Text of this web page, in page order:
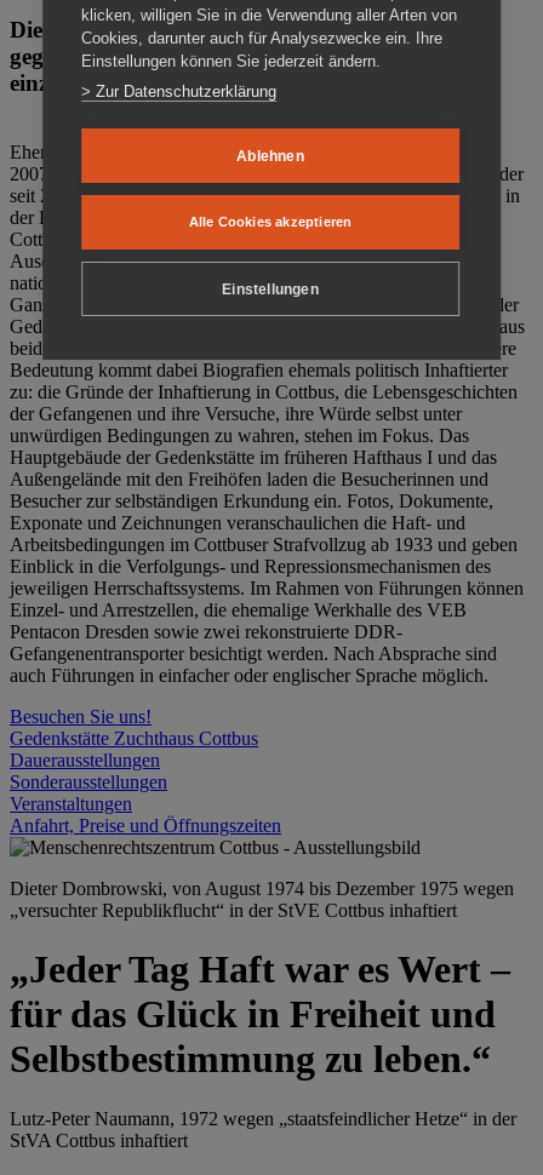
Die Gedenkstätte Zuchthaus Cottbus ist ein Ort
gegen das Vergessen. Anschaulich, nah und
einzigartig.
Ehemalige politische Häftlinge der DDR gründeten im Oktober
2007 den Verein Menschenrechtszentrum Cottbus e. V. (MRZ), der
seit 2011 Eigentümer des ehemaligen Gefängnisses (1860-2002) in
der Bautzener Straße und Träger der Gedenkstätte Zuchthaus
Cottbus ist. Im Zentrum der Arbeit der Gedenkstätte steht die
Auseinandersetzung mit politischem Unrecht während der
nationalsozialistischen Terrorherrschaft und der SED-Diktatur.
Ganzjährig zeigen mehrere Dauer- und Sonderausstellungen in der
Gedenkstätte Zuchthaus Cottbus Beispiele politischen Unrechts aus
beiden deutschen Diktaturen des 20. Jahrhunderts. Eine besondere
Bedeutung kommt dabei Biografien ehemals politisch Inhaftierter
zu: die Gründe der Inhaftierung in Cottbus, die Lebensgeschichten
der Gefangenen und ihre Versuche, ihre Würde selbst unter
unwürdigen Bedingungen zu wahren, stehen im Fokus. Das
Hauptgebäude der Gedenkstätte im früheren Hafthaus I und das
Außengelände mit den Freihöfen laden die Besucherinnen und
Besucher zur selbständigen Erkundung ein. Fotos, Dokumente,
Exponate und Zeichnungen veranschaulichen die Haft- und
Arbeitsbedingungen im Cottbuser Strafvollzug ab 1933 und geben
Einblick in die Verfolgungs- und Repressionsmechanismen des
jeweiligen Herrschaftssystems. Im Rahmen von Führungen können
Einzel- und Arrestzellen, die ehemalige Werkhalle des VEB
Pentacon Dresden sowie zwei rekonstruierte DDR-
Gefangenentransporter besichtigt werden. Nach Absprache sind
auch Führungen in einfacher oder englischer Sprache möglich.
Besuchen Sie uns!
Gedenkstätte Zuchthaus Cottbus
Dauerausstellungen
Sonderausstellungen
Veranstaltungen
Anfahrt, Preise und Öffnungszeiten
Dieter Dombrowski, von August 1974 bis Dezember 1975 wegen
„versuchter Republikflucht“ in der StVE Cottbus inhaftiert
„Jeder Tag Haft war es Wert –
für das Glück in Freiheit und
Selbstbestimmung zu leben.“
Lutz-Peter Naumann, 1972 wegen „staatsfeindlicher Hetze“ in der
StVA Cottbus inhaftiert
klicken, willigen Sie in die Verwendung aller Arten von
Cookies, darunter auch für Analysezwecke ein. Ihre
Einstellungen können Sie jederzeit ändern.
> Zur Datenschutzerklärung
Ablehnen
Alle Cookies akzeptieren
Einstellungen